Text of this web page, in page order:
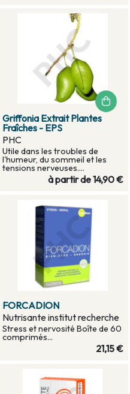
Griffonia Extrait Plantes
Fraîches - EPS
PHC
Utile dans les troubles de
l'humeur, du sommeil et les
tensions nerveuses....
à partir de14,90 €
FORCADION
Nutrisante institut recherche
Stress et nervosité Boîte de 60
comprimés...
21,15 €